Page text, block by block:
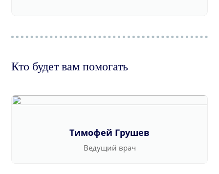
Кто будет вам помогать
Тимофей Грушев
Ведущий врач